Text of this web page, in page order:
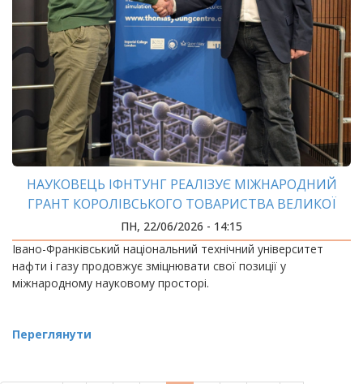
НАУКОВЕЦЬ ІФНТУНГ РЕАЛІЗУЄ МІЖНАРОДНИЙ
ГРАНТ КОРОЛІВСЬКОГО ТОВАРИСТВА ВЕЛИКОЇ
БРИТАНІЇ
ПН, 22/06/2026 - 14:15
Івано-Франківський національний технічний університет
нафти і газу продовжує зміцнювати свої позиції у
міжнародному науковому просторі.
Переглянути